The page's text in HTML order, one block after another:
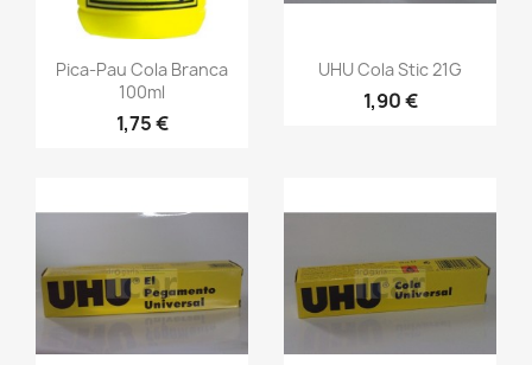
Pica-Pau Cola Branca
100ml
1,75 €
UHU Cola Stic 21G
1,90 €